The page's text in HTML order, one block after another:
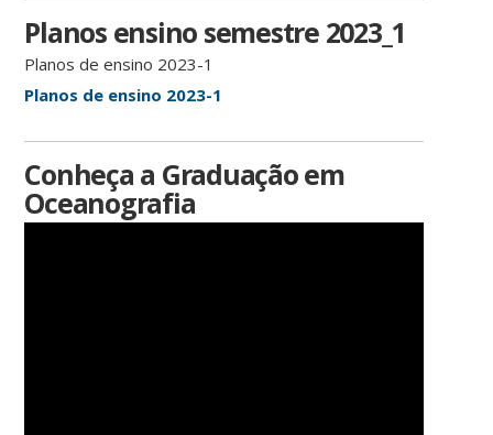
Planos ensino semestre 2023_1
Planos de ensino 2023-1
Planos de ensino 2023-1
Conheça a Graduação em
Oceanografia